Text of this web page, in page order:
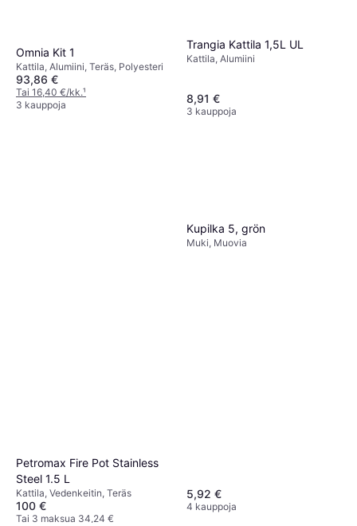
Omnia Kit 1
Kattila, Alumiini, Teräs, Polyesteri
93,86 €
Tai 16,40 €/kk.¹
3 kauppoja
Trangia Kattila 1,5L UL
Kattila, Alumiini
8,91 €
3 kauppoja
Petromax Fire Pot Stainless
Steel 1.5 L
Kattila, Vedenkeitin, Teräs
100 €
Tai 3 maksua 34,24 €
Kupilka 5, grön
Muki, Muovia
5,92 €
4 kauppoja